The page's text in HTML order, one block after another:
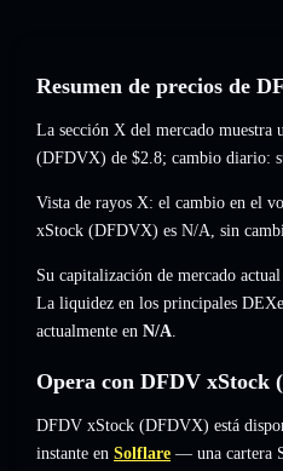
Resumen de precios de
La sección X del mercado
(DFDVX) de $2.8; cambio diario:
Vista de rayos X: el cambio en el
xStock (DFDVX) es N/A, sin
Su capitalización de mercado
La liquidez en los principales
actualmente en N/A.
Opera con DFDV xStock
DFDV xStock (DFDVX) está
instante en Solflare — una cartera